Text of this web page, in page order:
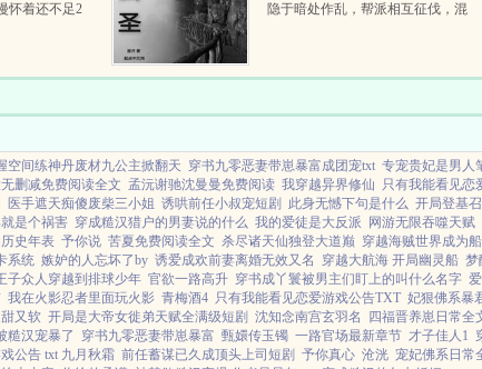
怀着还不足2
隐于暗处作乱，帮派相互征伐，混
希望与救赎。大乱之中，各...
空间练神丹废材九公主掀翻天 穿书九零恶妻带崽暴富成团宠txt 专宠贵妃是男人
删减免费阅读全文 孟沅谢驰沈曼曼免费阅读 我穿越异界修仙 只有我能看见恋
医手遮天痴傻废柴三小姐 诱哄前任小叔宠短剧 此身无憾下句是什么 开局登基
是个祸害 穿成糙汉猎户的男妻说的什么 我的爱徒是大反派 网游无限吞噬天赋
史年表 予你说 苦夏免费阅读全文 杀尽诸天仙独登大道巅 穿越海贼世界成为
系统 嫉妒的人忘坏了by 诱爱成欢前妻离婚无效又名 穿越大航海 开局幽灵船 梦
子众人穿越到排球少年 官欲一路高升 穿书成丫鬟被男主们盯上的叫什么名字
我在火影忍者里面玩火影 青梅酒4 只有我能看见恋爱游戏公告TXT 妃狠佛系暴
又软 开局是大帝女徙弟天赋全满级短剧 沈知念南宫玄羽名 四福晋养崽日常全
糙汉宠暴了 穿书九零恶妻带崽暴富 甄嬛传玉镯 一路官场最新章节 才子佳人1
公告 txt 九月秋霜 前任蓄谋已久成顶头上司短剧 予你真心 沧洸 宠妃佛系日常